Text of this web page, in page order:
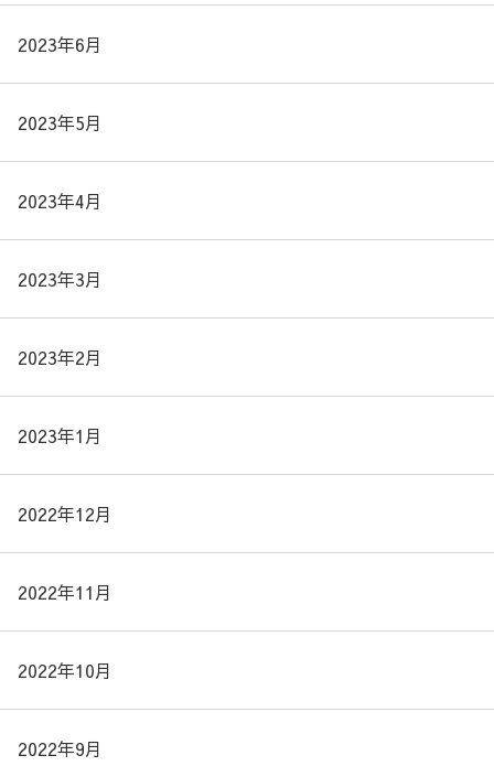
2023年6月
2023年5月
2023年4月
2023年3月
2023年2月
2023年1月
2022年12月
2022年11月
2022年10月
2022年9月